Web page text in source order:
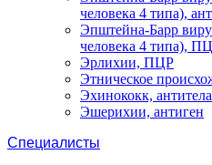
человека 4 типа),
Эпштейна-Барр
человека 4 типа),
Эрлихии, ПЦР
Этническое
Эхинококк, антитела
Эшерихии, антиген
Специалисты